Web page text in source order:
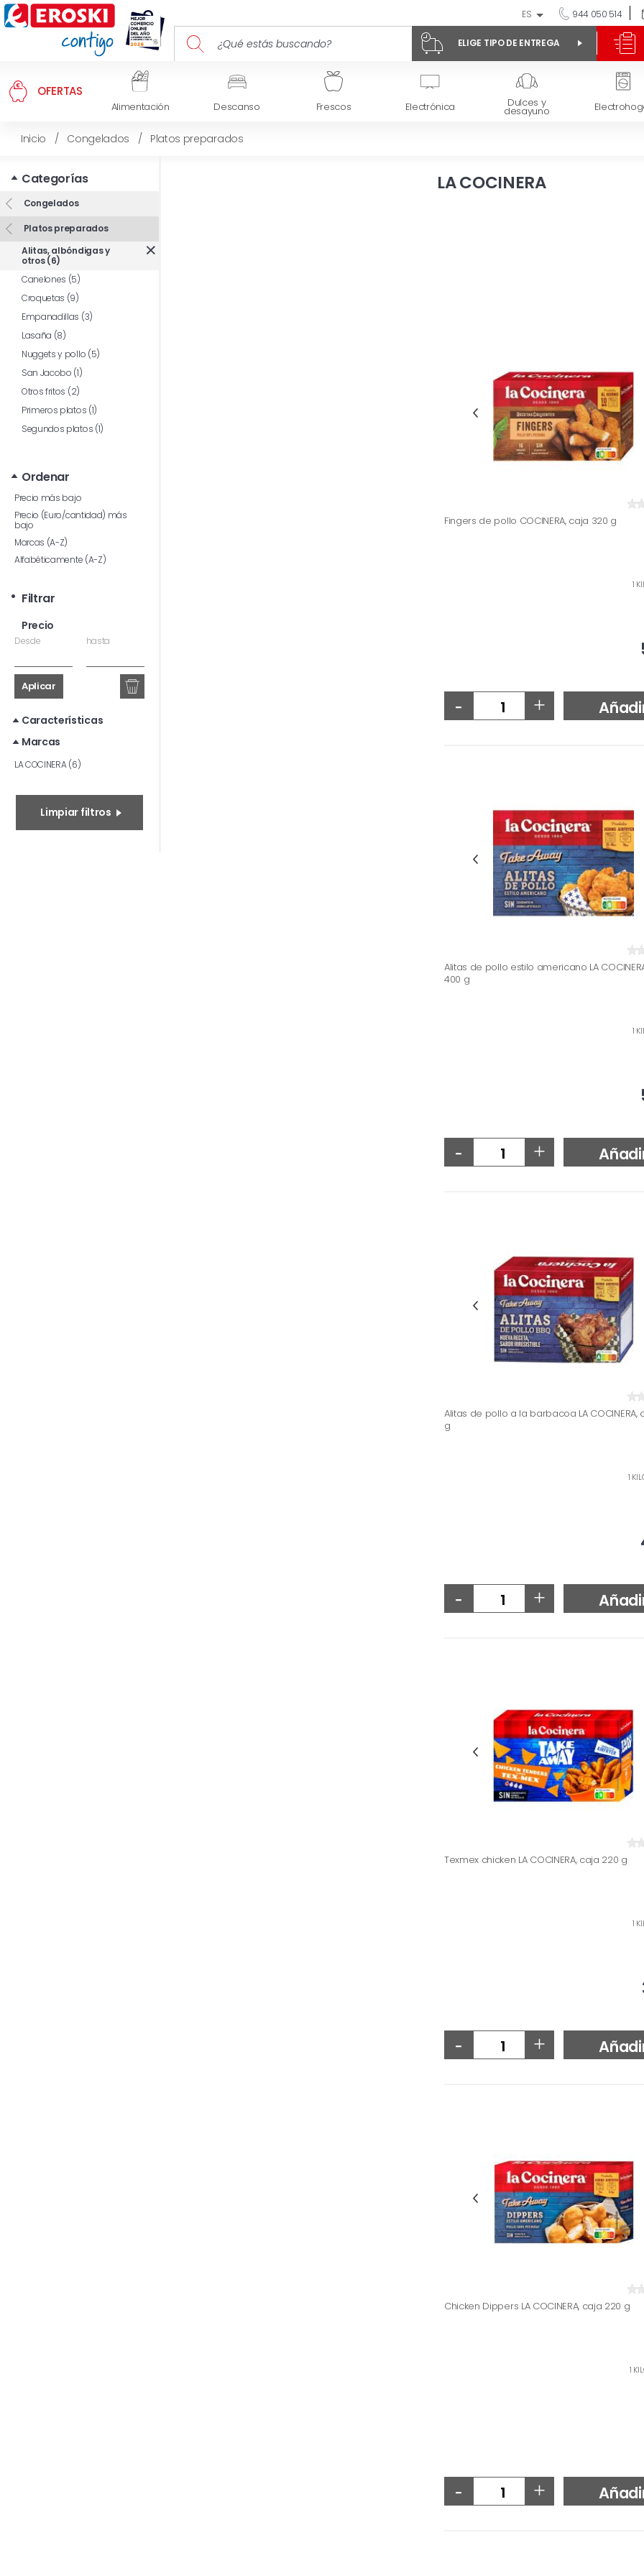
ES 944 050 514
ELIGE TIPO DE ENTREGA
OFERTAS
Alimentación Descanso Frescos Electrónica Dulces y
desayuno
Inicio / Congelados / Platos preparados
Categorías
Congelados
Platos preparados
Alitas, albóndigas y
otros (6)
Canelones (5)
Croquetas (9)
Empanadillas (3)
Lasaña (8)
Nuggets y pollo (5)
San Jacobo (1)
Otros fritos (2)
Primeros platos (1)
Segundos platos (1)
Ordenar
Precio más bajo
Precio (Euro/cantidad) más
bajo
Marcas (A-Z)
Alfabéticamente (A-Z)
Filtrar
Precio
Desde hasta
Aplicar
Características
Marcas
LA COCINERA (6)
Limpiar filtros
LA COCINERA
Fingers de pollo COCINERA, caja 320 g
1
- +
Alitas de pollo estilo americano LA
400 g
1
- +
Alitas de pollo a la barbacoa LA COCINERA,
g
1
- +
Texmex chicken LA COCINERA, caja 220 g
1
- +
Chicken Dippers LA COCINERA, caja 220 g
1
- +